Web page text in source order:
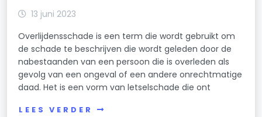
13 juni 2023
Overlijdensschade is een term die wordt gebruikt om
de schade te beschrijven die wordt geleden door de
nabestaanden van een persoon die is overleden als
gevolg van een ongeval of een andere onrechtmatige
daad. Het is een vorm van letselschade die ont
LEES VERDER